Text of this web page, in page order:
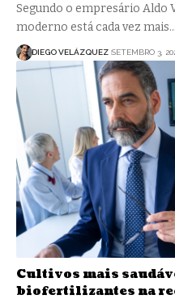
Segundo o empresário Aldo
moderno está cada vez mais…
DIEGO VELÁZQUEZ SETEMBRO 3,
Cultivos mais
biofertilizantes na